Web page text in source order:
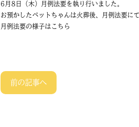
6月8日（木）月例法要を執り行いました。
お預かしたペットちゃんは火葬後、月例法要に
月例法要の様子はこちら
前の記事へ